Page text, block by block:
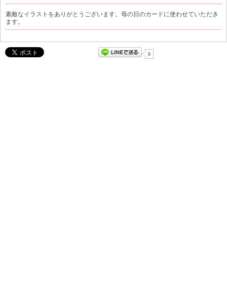
素敵なイラストをありがとうございます。母の日のカードに使わせていただき
ます。
0